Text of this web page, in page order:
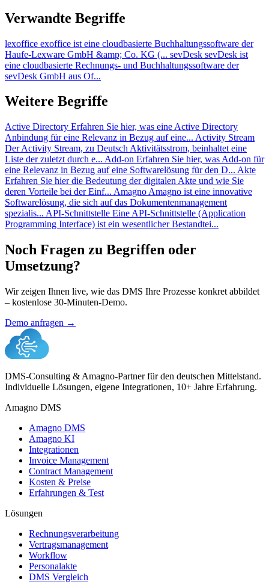
Verwandte Begriffe
lexoffice exoffice ist eine cloudbasierte Buchhaltungssoftware der
Haufe-Lexware GmbH &amp; Co. KG (... sevDesk sevDesk ist
eine cloudbasierte Rechnungs- und Buchhaltungssoftware der
sevDesk GmbH aus Of...
Weitere Begriffe
Active Directory Erfahren Sie hier, was eine Active Directory
Anbindung für eine Relevanz in Bezug auf eine... Activity Stream
Der Activity Stream, zu Deutsch Aktivitätsstrom, beinhaltet eine
Liste der zuletzt durch e... Add-on Erfahren Sie hier, was Add-on für
eine Relevanz in Bezug auf eine Softwarelösung für den D... Akte
Erfahren Sie hier die Bedeutung der digitalen Akte und wie Sie
deren Vorteile bei der Einf... Amagno Amagno ist eine innovative
Softwarelösung, die sich auf das Dokumentenmanagement
spezialis... API-Schnittstelle Eine API-Schnittstelle (Application
Programming Interface) ist ein wesentlicher Bestandtei...
Noch Fragen zu Begriffen oder
Umsetzung?
Wir zeigen Ihnen live, wie das DMS Ihre Prozesse konkret abbildet
– kostenlose 30-Minuten-Demo.
Demo anfragen →
DMS-Consulting & Amagno-Partner für den deutschen Mittelstand.
Individuelle Lösungen, eigene Integrationen, 10+ Jahre Erfahrung.
Amagno DMS
Amagno DMS
Amagno KI
Integrationen
Invoice Management
Contract Management
Kosten & Preise
Erfahrungen & Test
Lösungen
Rechnungsverarbeitung
Vertragsmanagement
Workflow
Personalakte
DMS Vergleich